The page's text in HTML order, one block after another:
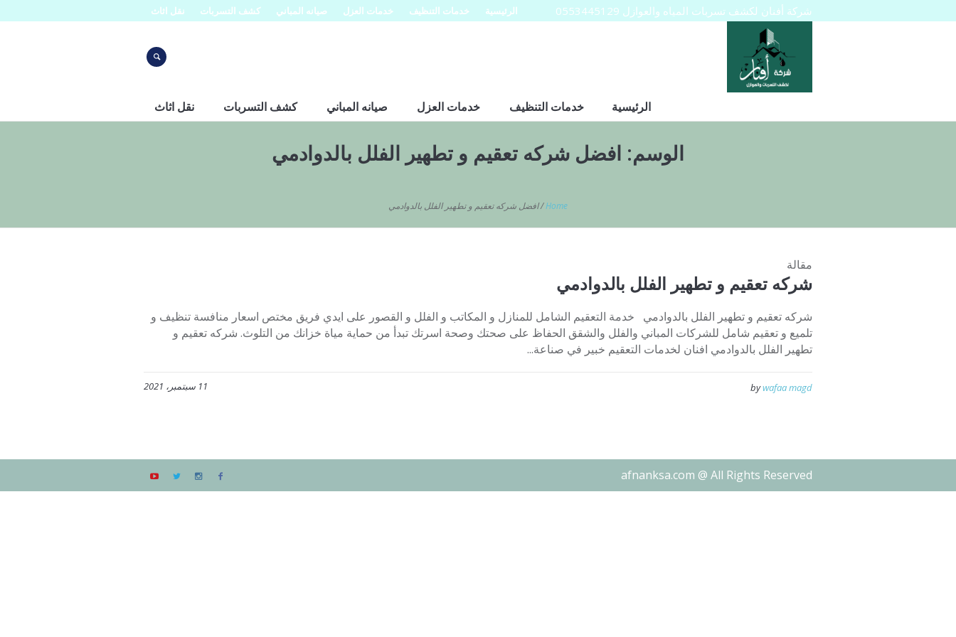
الرئيسية خدمات التنظيف خدمات العزل صيانه المباني كشف التسربات نقل اثاث شركة أفنان لكشف تسربات المياه والعوازل 0553445129
الرئيسية خدمات التنظيف خدمات العزل صيانه المباني كشف التسربات نقل اثاث
الوسم: افضل شركه تعقيم و تطهير الفلل بالدوادمي
Home
/افضل شركه تعقيم و تطهير الفلل بالدوادمي
مقالة
شركه تعقيم و تطهير الفلل بالدوادمي
شركه تعقيم و تطهير الفلل بالدوادمي خدمة التعقيم الشامل للمنازل و المكاتب و الفلل و القصور على ايدي فريق مختص اسعار منافسة تنظيف و
تلميع و تعقيم شامل للشركات المباني والفلل والشقق الحفاظ على صحتك وصحة اسرتك تبدأ من حماية مياة خزانك من التلوث. شركه تعقيم و
تطهير الفلل بالدوادمي افنان لخدمات التعقيم خبير في صناعة...
11 سبتمبر، 2021 bywafaa magd
afnanksa.com @ All Rights Reserved